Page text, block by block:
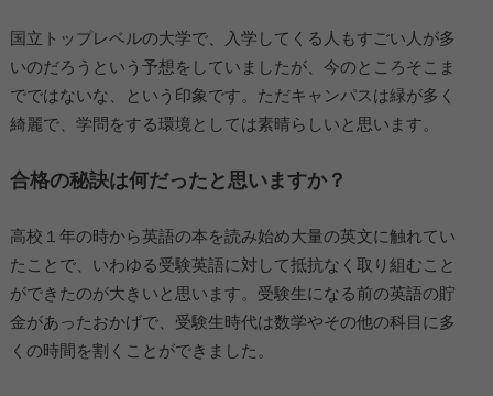
国立トップレベルの大学で、入学してくる人もすごい人が多
いのだろうという予想をしていましたが、今のところそこま
でではないな、という印象です。ただキャンパスは緑が多く
綺麗で、学問をする環境としては素晴らしいと思います。
合格の秘訣は何だったと思いますか？
高校１年の時から英語の本を読み始め大量の英文に触れてい
たことで、いわゆる受験英語に対して抵抗なく取り組むこと
ができたのが大きいと思います。受験生になる前の英語の貯
金があったおかげで、受験生時代は数学やその他の科目に多
くの時間を割くことができました。